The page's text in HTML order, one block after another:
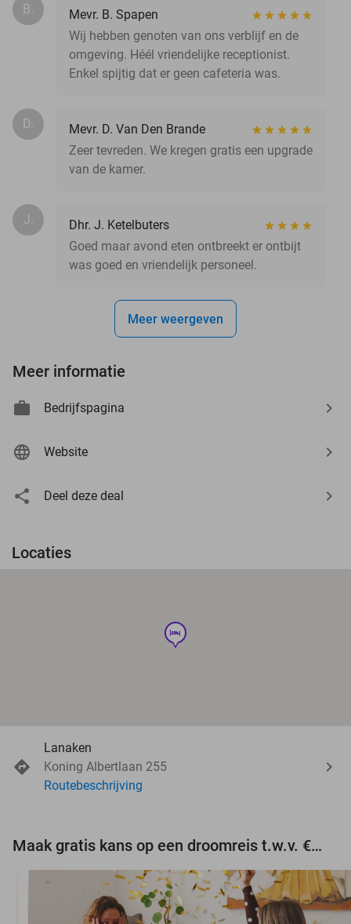
B.
Mevr. B. Spapen
Wij hebben genoten van ons verblijf en de
omgeving. Héél vriendelijke receptionist.
Enkel spijtig dat er geen cafeteria was.
D.
Mevr. D. Van Den Brande
Zeer tevreden. We kregen gratis een upgrade
van de kamer.
J.
Dhr. J. Ketelbuters
Goed maar avond eten ontbreekt er ontbijt
was goed en vriendelijk personeel.
Meer weergeven
Meer informatie
Bedrijfspagina
Website
Deel deze deal
Locaties
hotel
Lanaken
Koning Albertlaan 255
Routebeschrijving
Maak gratis kans op een droomreis t.w.v. €3.000!